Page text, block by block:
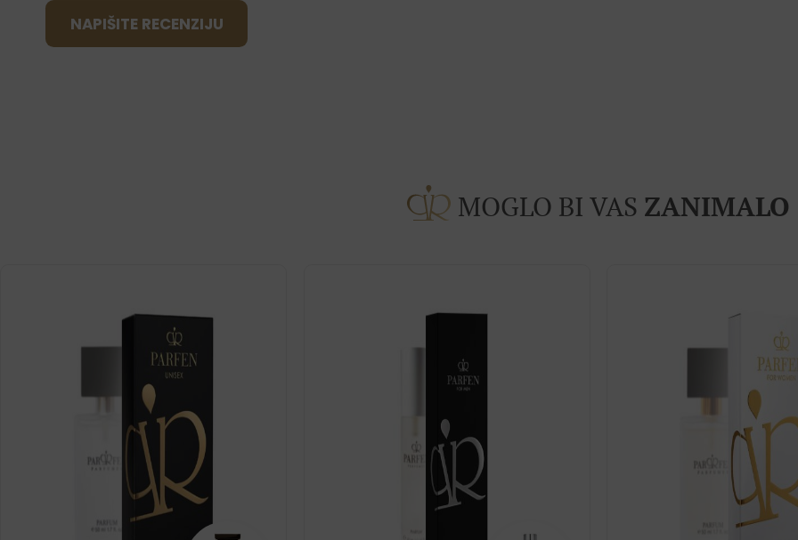
NAPIŠITE RECENZIJU
MOGLO BI VAS ZANIMALO